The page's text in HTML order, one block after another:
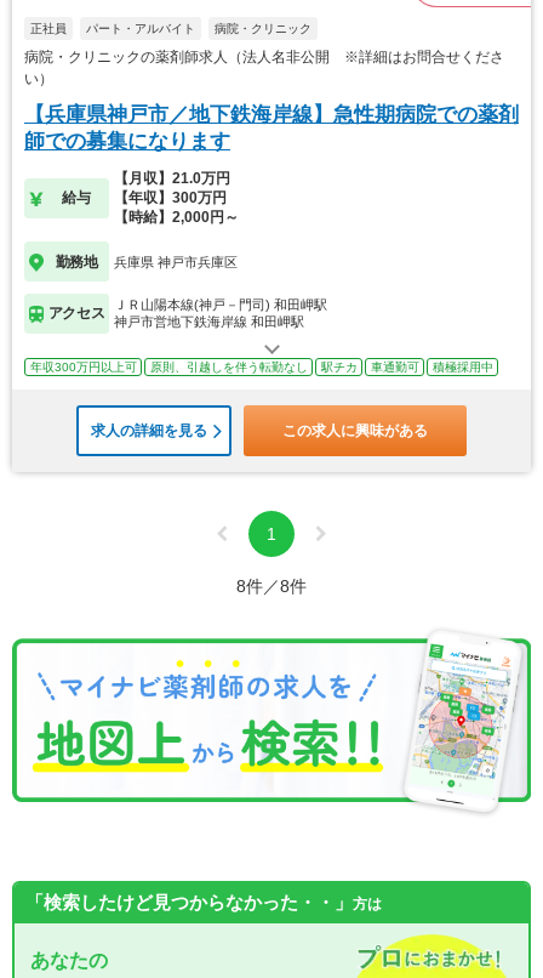
正社員 パート・アルバイト 病院・クリニック
病院・クリニックの薬剤師求人（法人名非公開 ※詳細はお問合せくださ
い）
【兵庫県神戸市／地下鉄海岸線】急性期病院での薬剤
師での募集になります
給与
【月収】21.0万円
【年収】300万円
【時給】2,000円～
勤務地 兵庫県 神戸市兵庫区
アクセス
ＪＲ山陽本線(神戸－門司) 和田岬駅
神戸市営地下鉄海岸線 和田岬駅
年収300万円以上可 原則、引越しを伴う転勤なし 駅チカ 車通勤可 積極採用中
求人の詳細を見る この求人に興味がある
1
8件／8件
「検索したけど見つからなかった・・」 方は
あなたの